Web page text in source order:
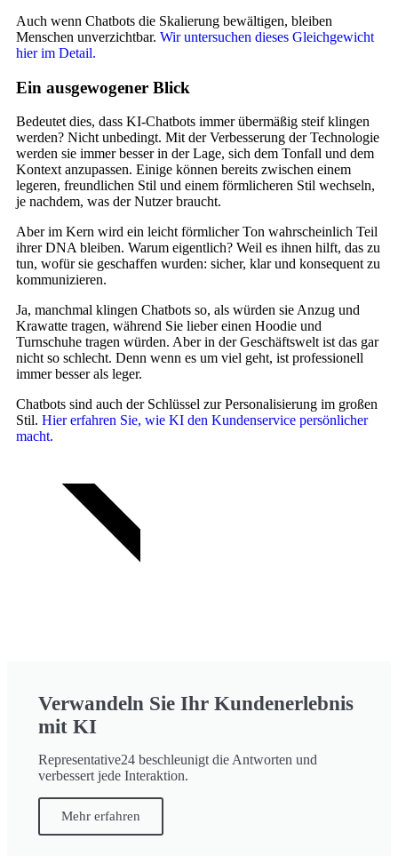
Auch wenn Chatbots die Skalierung bewältigen, bleiben
Menschen unverzichtbar. Wir untersuchen dieses Gleichgewicht
hier im Detail.
Ein ausgewogener Blick
Bedeutet dies, dass KI-Chatbots immer übermäßig steif klingen
werden? Nicht unbedingt. Mit der Verbesserung der Technologie
werden sie immer besser in der Lage, sich dem Tonfall und dem
Kontext anzupassen. Einige können bereits zwischen einem
legeren, freundlichen Stil und einem förmlicheren Stil wechseln,
je nachdem, was der Nutzer braucht.
Aber im Kern wird ein leicht förmlicher Ton wahrscheinlich Teil
ihrer DNA bleiben. Warum eigentlich? Weil es ihnen hilft, das zu
tun, wofür sie geschaffen wurden: sicher, klar und konsequent zu
kommunizieren.
Ja, manchmal klingen Chatbots so, als würden sie Anzug und
Krawatte tragen, während Sie lieber einen Hoodie und
Turnschuhe tragen würden. Aber in der Geschäftswelt ist das gar
nicht so schlecht. Denn wenn es um viel geht, ist professionell
immer besser als leger.
Chatbots sind auch der Schlüssel zur Personalisierung im großen
Stil. Hier erfahren Sie, wie KI den Kundenservice persönlicher
macht.
Verwandeln Sie Ihr Kundenerlebnis
mit KI
Representative24 beschleunigt die Antworten und
verbessert jede Interaktion.
Mehr erfahren
TRY FOR FREE